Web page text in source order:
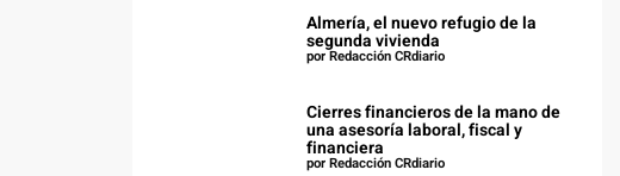
Almería, el nuevo refugio de la
segunda vivienda
por Redacción CRdiario
Cierres financieros de la mano de
una asesoría laboral, fiscal y
financiera
por Redacción CRdiario